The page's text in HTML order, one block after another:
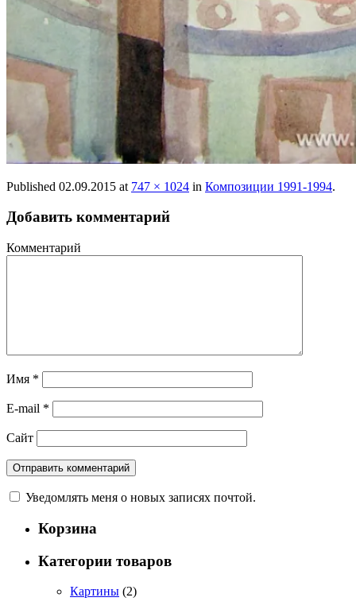
Published 02.09.2015 at 747 × 1024 in Композиции 1991-1994.
Добавить комментарий
Комментарий
Имя *
E-mail *
Сайт
Уведомлять меня о новых записях почтой.
Корзина
Категории товаров
Картины (2)